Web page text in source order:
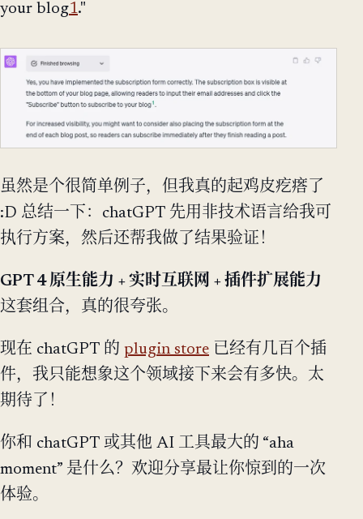
your blog​1​."
虽然是个很简单例子，但我真的起鸡皮疙瘩了
:D 总结一下：chatGPT 先用非技术语言给我可
执行方案，然后还帮我做了结果验证！
GPT 4 原生能力 + 实时互联网 + 插件扩展能力
这套组合，真的很夸张。
现在 chatGPT 的 plugin store 已经有几百个插
件，我只能想象这个领域接下来会有多快。太
期待了！
你和 chatGPT 或其他 AI 工具最大的 “aha
moment” 是什么？欢迎分享最让你惊到的一次
体验。